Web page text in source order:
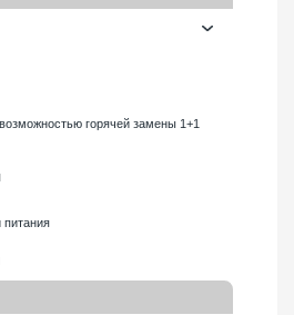
горячей замены 1+1
питания